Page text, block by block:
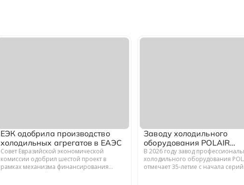
ЕЭК одобрила производство
холодильных агрегатов в ЕАЭС
Совет Евразийской экономической
комиссии одобрил шестой проект в
рамках механизма финансирования
промышленной кооперации в ЕАЭС.
Заводу холодильного
оборудования POLAIR
исполнилось 35 лет
В 2026 году завод
холодильного оборудования
отмечает 35-летие с начала